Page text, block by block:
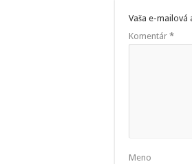
Vaša e-mailová
Komentár *
Meno